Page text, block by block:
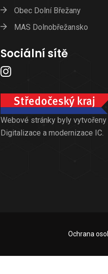
Obec Dolní Břežany
MAS Dolnobřežansko
Sociální sítě
Webové stránky byly
Digitalizace a modernizace IC.
Ochrana